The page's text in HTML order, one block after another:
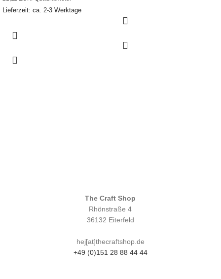
Lieferzeit: ca. 2-3 Werktage
The Craft Shop
Rhönstraße 4
36132 Eiterfeld
hej[at]thecraftshop.de
+49 (0)151 28 88 44 44